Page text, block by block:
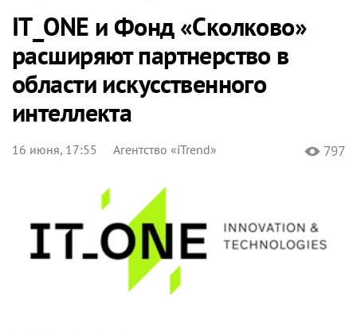
IT_ONE и Фонд «Сколково»
расширяют партнерство в
области искусственного
интеллекта
16 июня, 17:55 Агентство «iTrend» 797